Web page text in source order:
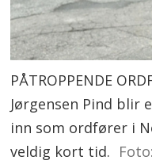
PÅTROPPENDE
Jørgensen Pind blir
inn som ordfører i
veldig kort tid.